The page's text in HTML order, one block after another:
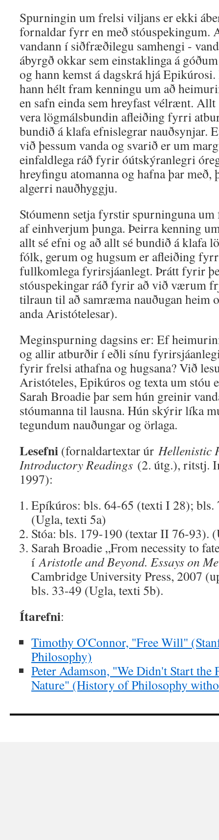
Spurningin um frelsi viljans er ekki
fornaldar fyrr en með stóuspekingum.
vandann í siðfræðilegu samhengi -
ábyrgð okkar sem einstaklinga á
og hann kemst á dagskrá hjá
hann hélt fram kenningu um að
en safn einda sem hreyfast vélrænt.
vera lögmálsbundin afleiðing fyrri
bundið á klafa efnislegrar nauðsynjar.
við þessum vanda og svarið er um
einfaldlega ráð fyrir óútskýranlegri
hreyfingu atomanna og hafna þar með,
algerri nauðhyggju.
Stóumenn setja fyrstir spurninguna
af einhverjum þunga. Þeirra kenning
allt sé efni og að allt sé bundið á klafa
fólk, gerum og hugsum er afleiðing
fullkomlega fyrirsjáanlegt. Þrátt fyrir
stóuspekingar ráð fyrir að við værum
tilraun til að samræma nauðugan heim
anda Aristótelesar).
Meginspurning dagsins er: Ef
og allir atburðir í eðli sínu
fyrir frelsi athafna og hugsana? Við
Aristóteles, Epikúros og texta um stóu
Sarah Broadie þar sem hún greinir
stóumanna til lausna. Hún skýrir líka
tegundum nauðungar og örlaga.
Lesefni (fornaldartextar úr Hellenistic
Introductory Readings (2. útg.), ritstj.
1997):
Epíkúros: bls. 64-65 (texti I 28);
(Ugla, texti 5a)
Stóa: bls. 179-190 (textar II 76-93).
Sarah Broadie „From necessity to
íAristotle and Beyond. Essays on
Cambridge University Press, 2007
bls. 33-49 (Ugla, texti 5b).
Ítarefni:
Timothy O'Connor, "Free Will"
Philosophy)
Peter Adamson, "We Didn't Start the
Nature" (History of Philosophy